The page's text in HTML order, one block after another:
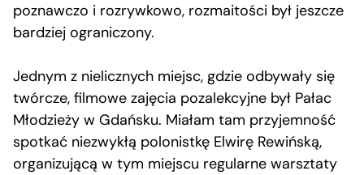
poznawczo i rozrywkowo, rozmaitości był jeszcze
bardziej ograniczony.
Jednym z nielicznych miejsc, gdzie odbywały się
twórcze, filmowe zajęcia pozalekcyjne był Pałac
Młodzieży w Gdańsku. Miałam tam przyjemność
spotkać niezwykłą polonistkę Elwirę Rewińską,
organizującą w tym miejscu regularne warsztaty